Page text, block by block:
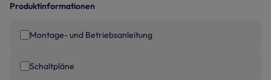
Produktinformationen
Montage- und Betriebsanleitung
Schaltpläne